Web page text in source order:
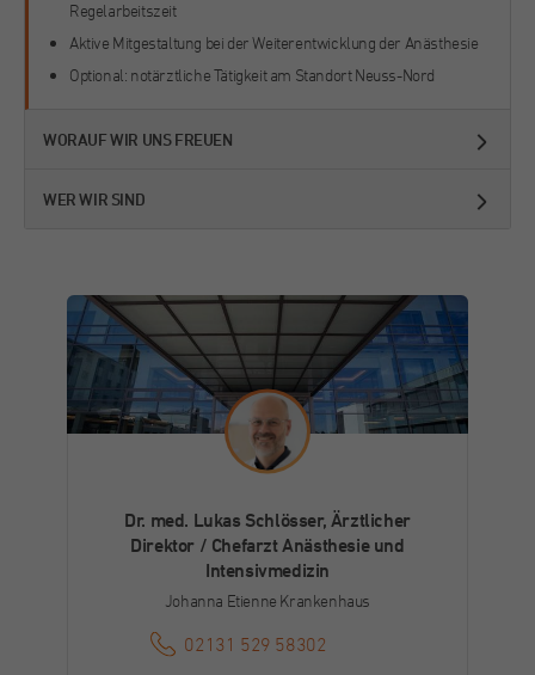
Regelarbeitszeit
Aktive Mitgestaltung bei der Weiterentwicklung der Anästhesie
Optional: notärztliche Tätigkeit am Standort Neuss-Nord
WORAUF WIR UNS FREUEN
WER WIR SIND
Dr. med. Lukas Schlösser, Ärztlicher
Direktor / Chefarzt Anästhesie und
Intensivmedizin
Johanna Etienne Krankenhaus
02131 529 58302
Kurzlebige Cookies, die zur vorübergehenden
verwendet werden.
im Chat.
Name fr
Echtzeit-Gebote von Drittanbietern.
Name _fbp
Facebook
Dieser Cookie wird von Facebook zu
Werbezwecken und für das Conversion-
Tracking verwendet.